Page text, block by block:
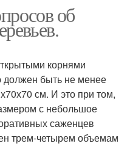
об
корнями
должен быть не менее
см. И это при том,
с небольшое
саженцев
трем-четырем объемам